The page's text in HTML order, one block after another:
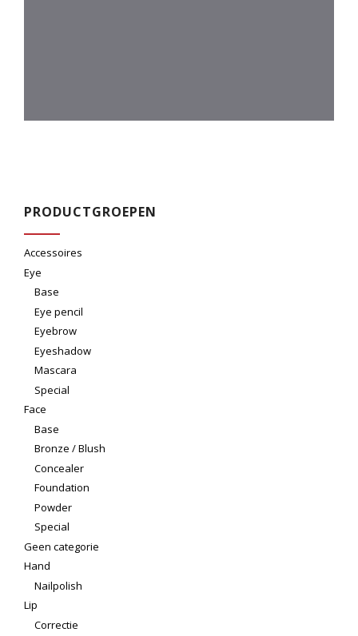
PRODUCTGROEPEN
Accessoires
Eye
Base
Eye pencil
Eyebrow
Eyeshadow
Mascara
Special
Face
Base
Bronze / Blush
Concealer
Foundation
Powder
Special
Geen categorie
Hand
Nailpolish
Lip
Correctie